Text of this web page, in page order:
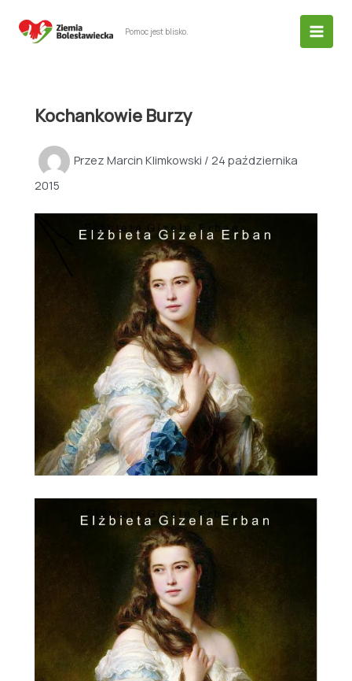
Pomoc jest blisko.
Kochankowie Burzy
Przez Marcin Klimkowski / 24 października
2015